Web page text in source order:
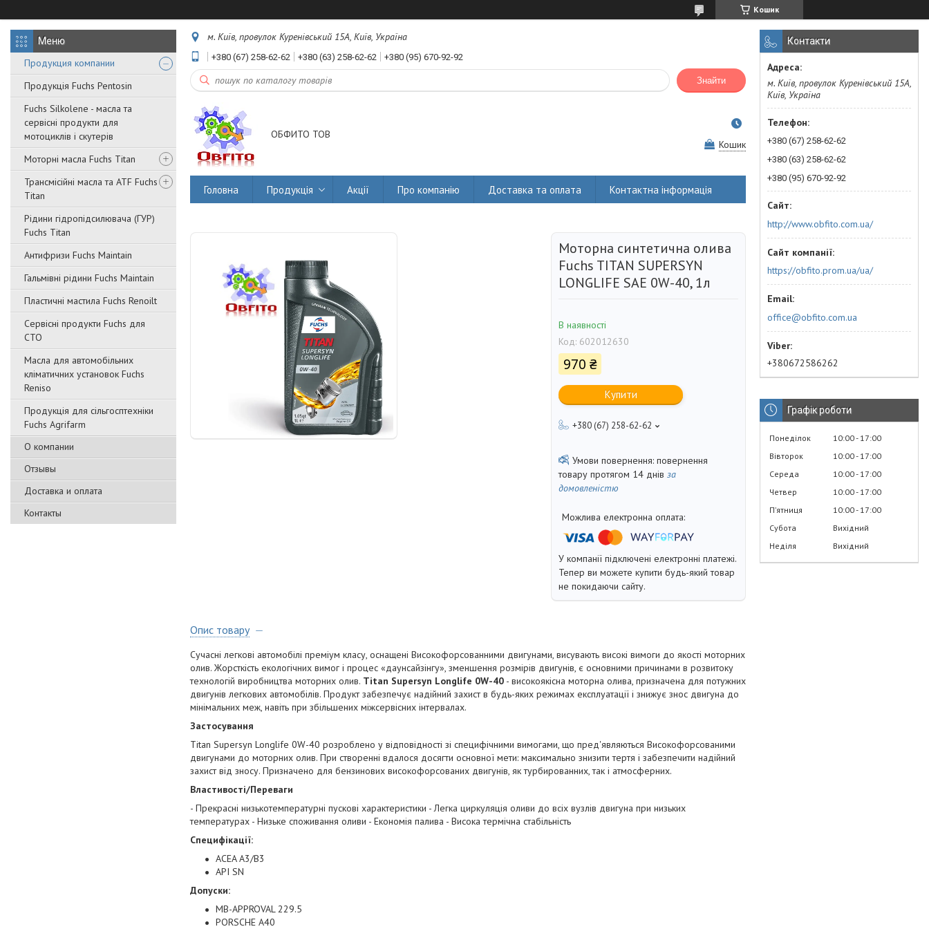
Кошик
Продукция компании
Продукція Fuchs Pentosin
Fuchs Silkolene - масла та
сервісні продукти для
мотоциклів і скутерів
Моторні масла Fuchs Titan
Трансмісійні масла та ATF Fuchs
Titan
Рідини гідропідсилювача (ГУР)
Fuchs Titan
Антифризи Fuchs Maintain
Гальмівні рідини Fuchs Maintain
Пластичні мастила Fuchs Renoilt
Сервісні продукти Fuchs для
СТО
Масла для автомобільних
кліматичних установок Fuchs
Reniso
Продукція для сільгосптехніки
Fuchs Agrifarm
О компании
Отзывы
Доставка и оплата
Контакты
м. Київ, провулок Куренівський 15А, Київ, Україна
+380 (67) 258-62-62 +380 (63) 258-62-62 +380 (95) 670-92-92
Знайти
ОБФИТО ТОВ
Кошик
Головна Продукція Акції Про компанію Доставка та оплата Контактна інформація
Моторна синтетична олива
Fuchs TITAN SUPERSYN
LONGLIFE SAE 0W-40, 1л
В наявності
Код: 602012630
970 ₴
Купити
+380 (67) 258-62-62
повернення
товару протягом 14 днів за
домовленістю
У компанії підключені електронні платежі.
Тепер ви можете купити будь-який товар
не покидаючи сайту.
Опис товару
Сучасні легкові автомобілі преміум класу, оснащені Високофорсованними двигунами, висувають високі вимоги до якості моторних
олив. Жорсткість екологічних вимог і процес «даунсайзінгу», зменшення розмірів двигунів, є основними причинами в розвитоку
технологій виробництва моторних олив. Titan Supersyn Longlife 0W-40 - високоякісна моторна олива, призначена для потужних
двигунів легкових автомобілів. Продукт забезпечує надійний захист в будь-яких режимах експлуатації і знижує знос двигуна до
мінімальних меж, навіть при збільшених міжсервісних інтервалах.
Застосування
Titan Supersyn Longlife 0W-40 розроблено у відповідності зі специфічними вимогами, що пред'являються Високофорсованими
двигунами до моторних олив. При створенні вдалося досягти основної мети: максимально знизити тертя і забезпечити надійний
захист від зносу. Призначено для бензинових високофорсованих двигунів, як турбированних, так і атмосферних.
Властивості/Переваги
- Прекрасні низькотемпературні пускові характеристики - Легка циркуляція оливи до всіх вузлів двигуна при низьких
температурах - Низьке споживання оливи - Економія палива - Висока термічна стабільність
Специфікації:
ACEA A3/B3
API SN
Допуски:
MB-APPROVAL 229.5
PORSCHE A40
Контакти
м. Київ, провулок Куренівський 15А,
Київ, Україна
+380 (67) 258-62-62
+380 (63) 258-62-62
+380 (95) 670-92-92
http://www.obfito.com.ua/
https://obfito.prom.ua/ua/
office@obfito.com.ua
+380672586262
Графік роботи
Понеділок 10:00 17:00
Вівторок
10:00 17:00
Середа
10:00 17:00
Четвер
10:00 17:00
Пʼятниця
10:00 17:00
Субота
Вихідний
Неділя
Вихідний